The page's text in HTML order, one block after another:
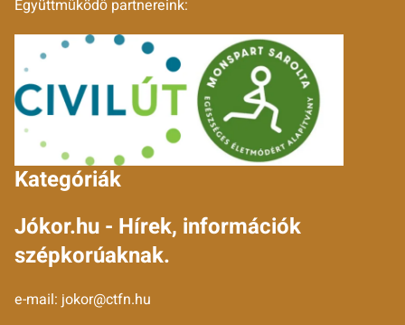
Együttműködő partnereink:
Kategóriák
Jókor.hu - Hírek, információk
szépkorúaknak.
e-mail: jokor@ctfn.hu